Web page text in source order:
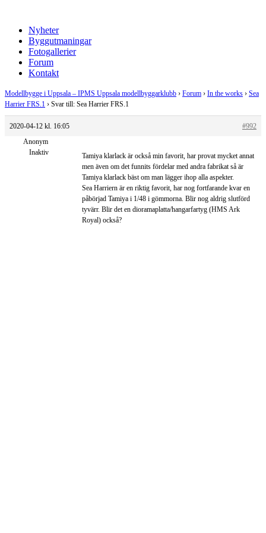
Nyheter
Byggutmaningar
Fotogallerier
Forum
Kontakt
Modellbygge i Uppsala – IPMS Uppsala modellbyggarklubb › Forum › In the works › Sea
Harrier FRS.1 › Svar till: Sea Harrier FRS.1
2020-04-12 kl. 16:05
#992
Anonym
Inaktiv
Tamiya klarlack är också min favorit, har provat mycket annat
men även om det funnits fördelar med andra fabrikat så är
Tamiya klarlack bäst om man lägger ihop alla aspekter.
Sea Harriern är en riktig favorit, har nog fortfarande kvar en
påbörjad Tamiya i 1/48 i gömmorna. Blir nog aldrig slutförd
tyvärr. Blir det en dioramaplatta/hangarfartyg (HMS Ark
Royal) också?